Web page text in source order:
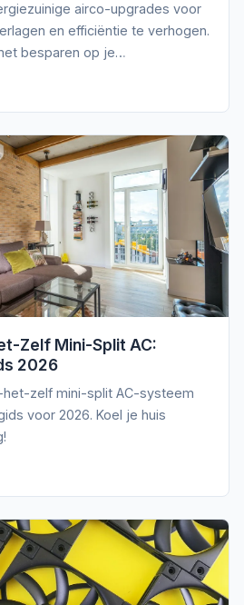
airco-upgrades voor
en efficiëntie te verhogen.
besparen op je
Zelf Mini-Split AC:
2026
zelf mini-split AC-systeem
voor 2026. Koel je huis